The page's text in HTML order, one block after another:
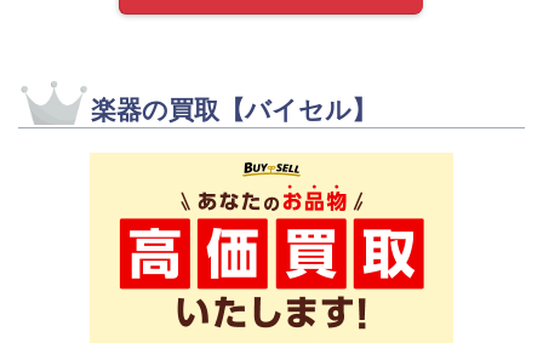
楽器の買取【バイセル】